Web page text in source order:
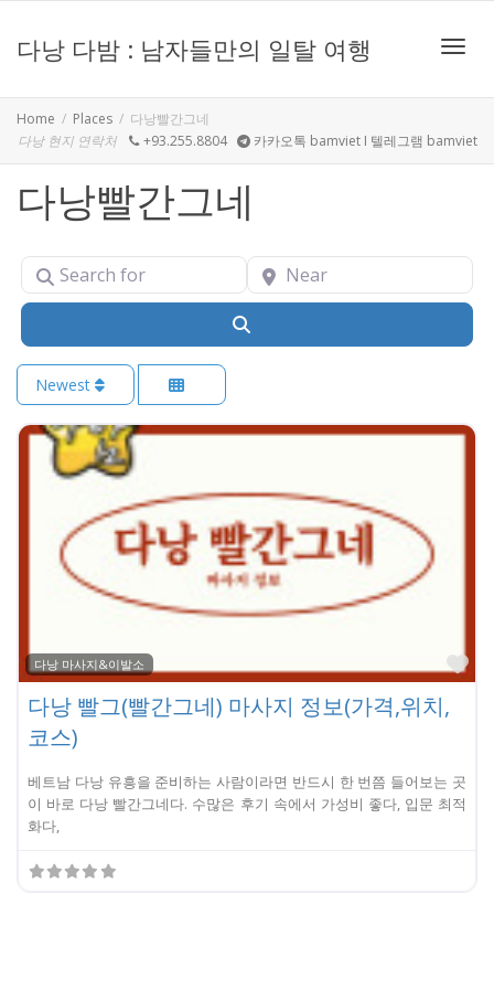
다낭 다밤 : 남자들만의 일탈 여행
Home Places
다낭빨간그네
다낭 현지 연락처
+93.255.8804 카카오톡 bamviet I 텔레그램 bamviet
다낭빨간그네
Search for Near
Newest
다낭 마사지&이발소
다낭 빨그(빨간그네) 마사지 정보(가격,위치,
코스)
베트남 다낭 유흥을 준비하는 사람이라면 반드시 한 번쯤 들어보는 곳
이 바로 다낭 빨간그네다. 수많은 후기 속에서 가성비 좋다, 입문 최적
화다,